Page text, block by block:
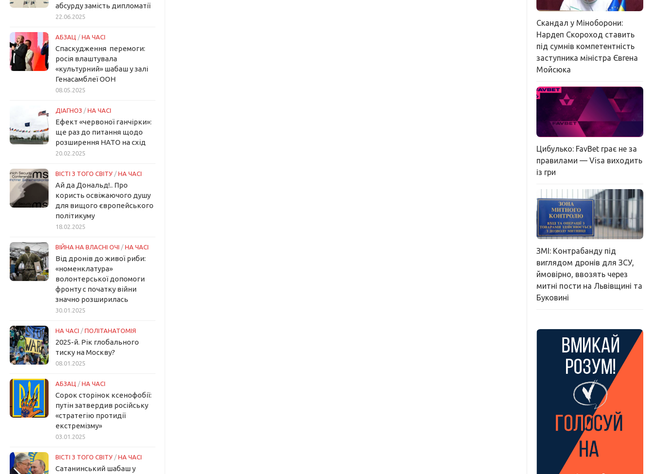
абсурду замість дипломатії
22.06.2025
АБЗАЦ / НА ЧАСІ
Спаскудження перемоги:
росія влаштувала
«культурний» шабаш у залі
Генасамблеї ООН
08.05.2025
ДІАГНОЗ / НА ЧАСІ
Ефект «червоної ганчірки»:
ще раз до питання щодо
розширення НАТО на схід
20.02.2025
ВІСТІ З ТОГО СВІТУ / НА ЧАСІ
Ай да Дональд!.. Про
користь освіжаючого душу
для вищого європейського
політикуму
18.02.2025
ВІЙНА НА ВЛАСНІ ОЧІ / НА ЧАСІ
Від дронів до живої риби:
«номенклатура»
волонтерської допомоги
фронту с початку війни
значно розширилась
30.01.2025
НА ЧАСІ / ПОЛІТАНАТОМІЯ
2025-й. Рік глобального
тиску на Москву?
08.01.2025
АБЗАЦ / НА ЧАСІ
Сорок сторінок ксенофобії:
путін затвердив російську
«стратегію протидії
екстремізму»
03.01.2025
ВІСТІ З ТОГО СВІТУ / НА ЧАСІ
Сатанинський шабаш у
Скандал у Міноборони:
Нардеп Скороход ставить
під сумнів компетентність
заступника міністра Євгена
Мойсюка
Цибулько: FavBet грає не за
правилами — Visa виходить
із гри
ЗМІ: Контрабанду під
виглядом дронів для ЗСУ,
ймовірно, ввозять через
митні пости на Львівщині та
Буковині